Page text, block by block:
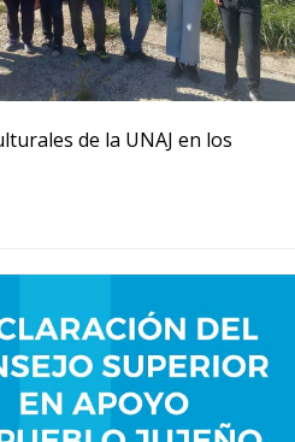
de la UNAJ en los